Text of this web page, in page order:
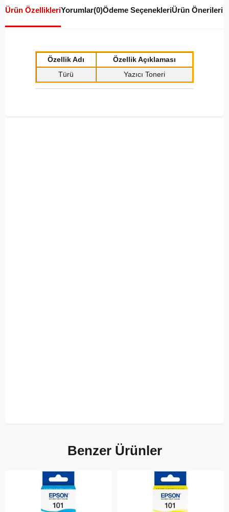
Ürün ÖzellikleriYorumlar(0)Ödeme SeçenekleriÜrün Önerileri
Özellik Adı
Özellik Açıklaması
Türü
Yazıcı Toneri
Benzer Ürünler